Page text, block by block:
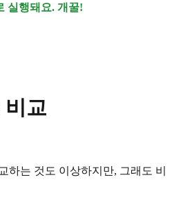
실행돼요. 개꿀!
비교
하는 것도 이상하지만, 그래도 비